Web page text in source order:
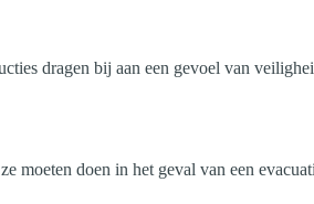
dragen bij aan een gevoel van
moeten doen in het geval van een